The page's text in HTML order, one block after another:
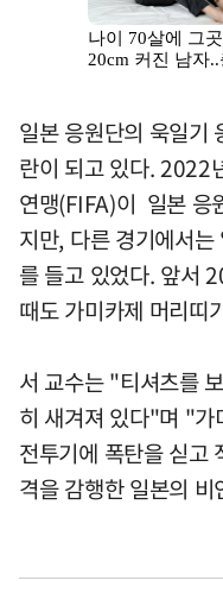
일본 응원단의 욱일기
란이 되고 있다. 2022
연맹(FIFA)이 일본 응
지만, 다른 경기에서
를 들고 있었다. 앞서
때도 가미카제 머리띠
서 교수는 "티셔츠를
히 새겨져 있다"며 "가
전투기에 폭탄을 싣고
격을 감행한 일본의